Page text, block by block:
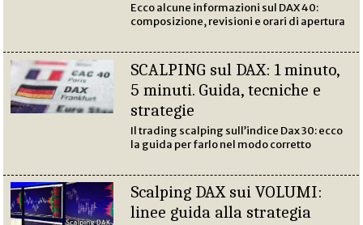
Ecco alcune informazioni sul DAX 40:
composizione, revisioni e orari di apertura
SCALPING sul DAX: 1 minuto,
5 minuti. Guida, tecniche e
strategie
Il trading scalping sull’indice Dax 30: ecco
la guida per farlo nel modo corretto
Scalping DAX sui VOLUMI:
linee guida alla strategia